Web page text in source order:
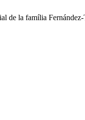
de la família